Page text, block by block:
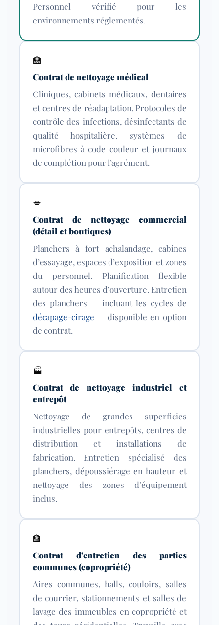
Personnel vérifié pour les
environnements réglementés.
🏥
Contrat de nettoyage médical
Cliniques, cabinets médicaux, dentaires
et centres de réadaptation. Protocoles de
contrôle des infections, désinfectants de
qualité hospitalière, systèmes de
microfibres à code couleur et journaux
de complétion pour l’agrément.
💋
Contrat de nettoyage commercial
(détail et boutiques)
Planchers à fort achalandage, cabines
d’essayage, espaces d’exposition et zones
du personnel. Planification flexible
autour des heures d’ouverture. Entretien
des planchers — incluant les cycles de
décapage-cirage — disponible en option
de contrat.
🏭
Contrat de nettoyage industriel et
entrepôt
Nettoyage de grandes superficies
industrielles pour entrepôts, centres de
distribution et installations de
fabrication. Entretien spécialisé des
planchers, dépoussiérage en hauteur et
nettoyage des zones d’équipement
inclus.
🏦
Contrat d’entretien des parties
communes (copropriété)
Aires communes, halls, couloirs, salles
de courrier, stationnements et salles de
lavage des immeubles en copropriété et